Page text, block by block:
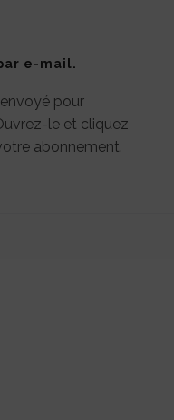
e-mail.
pour
le et cliquez
abonnement.